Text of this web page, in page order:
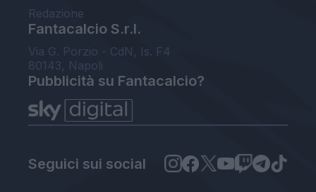
Redazione
Fantacalcio S.r.l.
Via G. Porzio - CdN, Is. F4
80143, Napoli
Pubblicità su Fantacalcio?
Seguici sui social